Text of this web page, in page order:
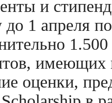
и
до 1 апреля
имеющих
оценки,